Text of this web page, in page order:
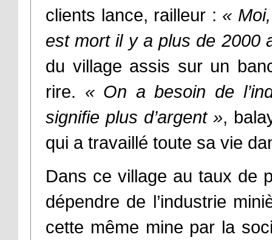
clients lance, railleur : «
est mort il y a plus de 2000
du village assis sur un
rire. « On a besoin de
signifie plus d’argent »,
qui a travaillé toute sa vie
Dans ce village au taux de
dépendre de l’industrie
cette même mine par la